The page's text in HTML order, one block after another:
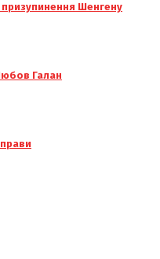
призупинення Шенгену
Галан